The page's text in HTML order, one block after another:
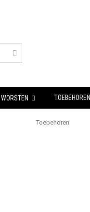
WORSTEN TOEBEHOREN
Toebehoren